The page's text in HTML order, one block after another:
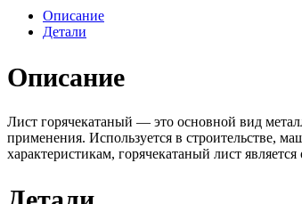
Описание
Детали
Описание
Лист горячекатаный — это основной вид
применения. Используется в строительстве,
характеристикам, горячекатаный лист